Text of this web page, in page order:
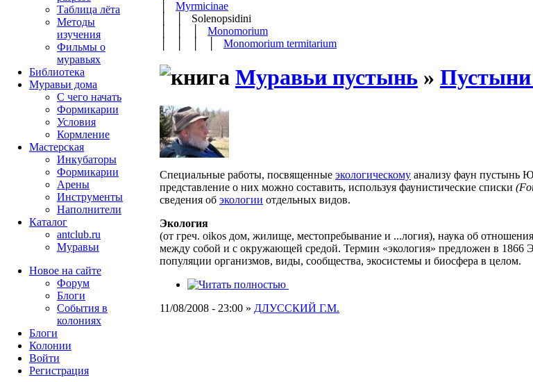
Myrmicinae
│ │ Solenopsidini
Monomorium
Monomorium termitarium
Муравьи пустынь »
Специальные работы, посвященные экологическому анализу фаун пустынь
представление о них можно составить, используя фаунистические списки
сведения об экологии отдельных видов.
Экология
(от греч. oikos дом, жилище, местопребывание и ...логия), наука об
между собой и с окружающей средой. Термин «экология» предложен в 1866
популяции организмов, виды, сообщества, экосистемы и биосфера в целом.
11/08/2008 - 23:00 » ДЛУССКИЙ Г.М.
Таблица лёта
Методы
изучения
Фильмы о
муравьях
Библиотека
Муравьи дома
С чего начать
Формикарии
Условия
Кормление
Мастерская
Инкубаторы
Формикарии
Арены
Инструменты
Наполнители
Каталог
antclub.ru
Муравьи
Новое на сайте
Форум
Блоги
События в
колониях
Блоги
Колонии
Войти
Peгиcтpaция